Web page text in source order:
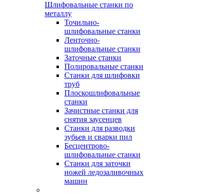
Шлифовальные станки по
металлу
Точильно-
шлифовальные станки
Ленточно-
шлифовальные станки
Заточные станки
Полировальные станки
Станки для шлифовки
труб
Плоскошлифовальные
станки
Зачистные станки для
снятия заусенцев
Станки для разводки
зубьев и сварки пил
Бесцентрово-
шлифовальные станки
Станки для заточки
ножей ледозаливочных
машин